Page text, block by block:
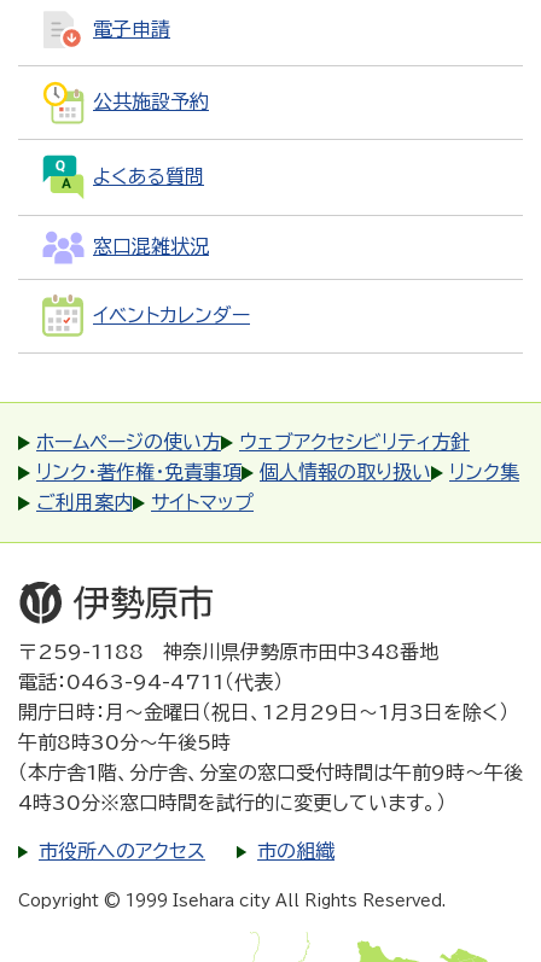
電子申請
公共施設予約
よくある質問
窓口混雑状況
イベントカレンダー
ホームページの使い方
ウェブアクセシビリティ方針
リンク・著作権・免責事項
個人情報の取り扱い
リンク集
ご利用案内
サイトマップ
〒259-1188 神奈川県伊勢原市田中348番地
電話：0463-94-4711（代表）
開庁日時：月～金曜日（祝日、12月29日～1月3日を除く）
午前8時30分～午後5時
（本庁舎1階、分庁舎、分室の窓口受付時間は午前9時～午後
4時30分※窓口時間を試行的に変更しています。）
市役所へのアクセス 市の組織
Copyright © 1999 Isehara city All Rights Reserved.